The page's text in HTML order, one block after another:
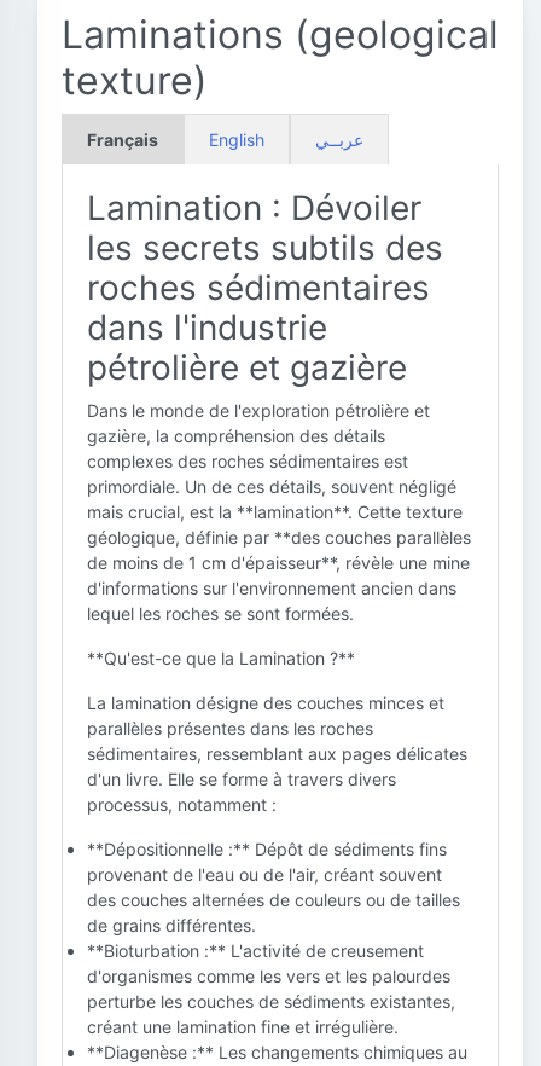
Laminations (geological
texture)
Français English عربــي
Lamination : Dévoiler
les secrets subtils des
roches sédimentaires
dans l'industrie
pétrolière et gazière
Dans le monde de l'exploration pétrolière et
gazière, la compréhension des détails
complexes des roches sédimentaires est
primordiale. Un de ces détails, souvent négligé
mais crucial, est la **lamination**. Cette texture
géologique, définie par **des couches parallèles
de moins de 1 cm d'épaisseur**, révèle une mine
d'informations sur l'environnement ancien dans
lequel les roches se sont formées.
**Qu'est-ce que la Lamination ?**
La lamination désigne des couches minces et
parallèles présentes dans les roches
sédimentaires, ressemblant aux pages délicates
d'un livre. Elle se forme à travers divers
processus, notamment :
**Dépositionnelle :** Dépôt de sédiments fins
provenant de l'eau ou de l'air, créant souvent
des couches alternées de couleurs ou de tailles
de grains différentes.
**Bioturbation :** L'activité de creusement
d'organismes comme les vers et les palourdes
perturbe les couches de sédiments existantes,
créant une lamination fine et irrégulière.
**Diagenèse :** Les changements chimiques au